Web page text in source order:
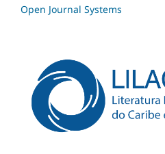
Open Journal Systems